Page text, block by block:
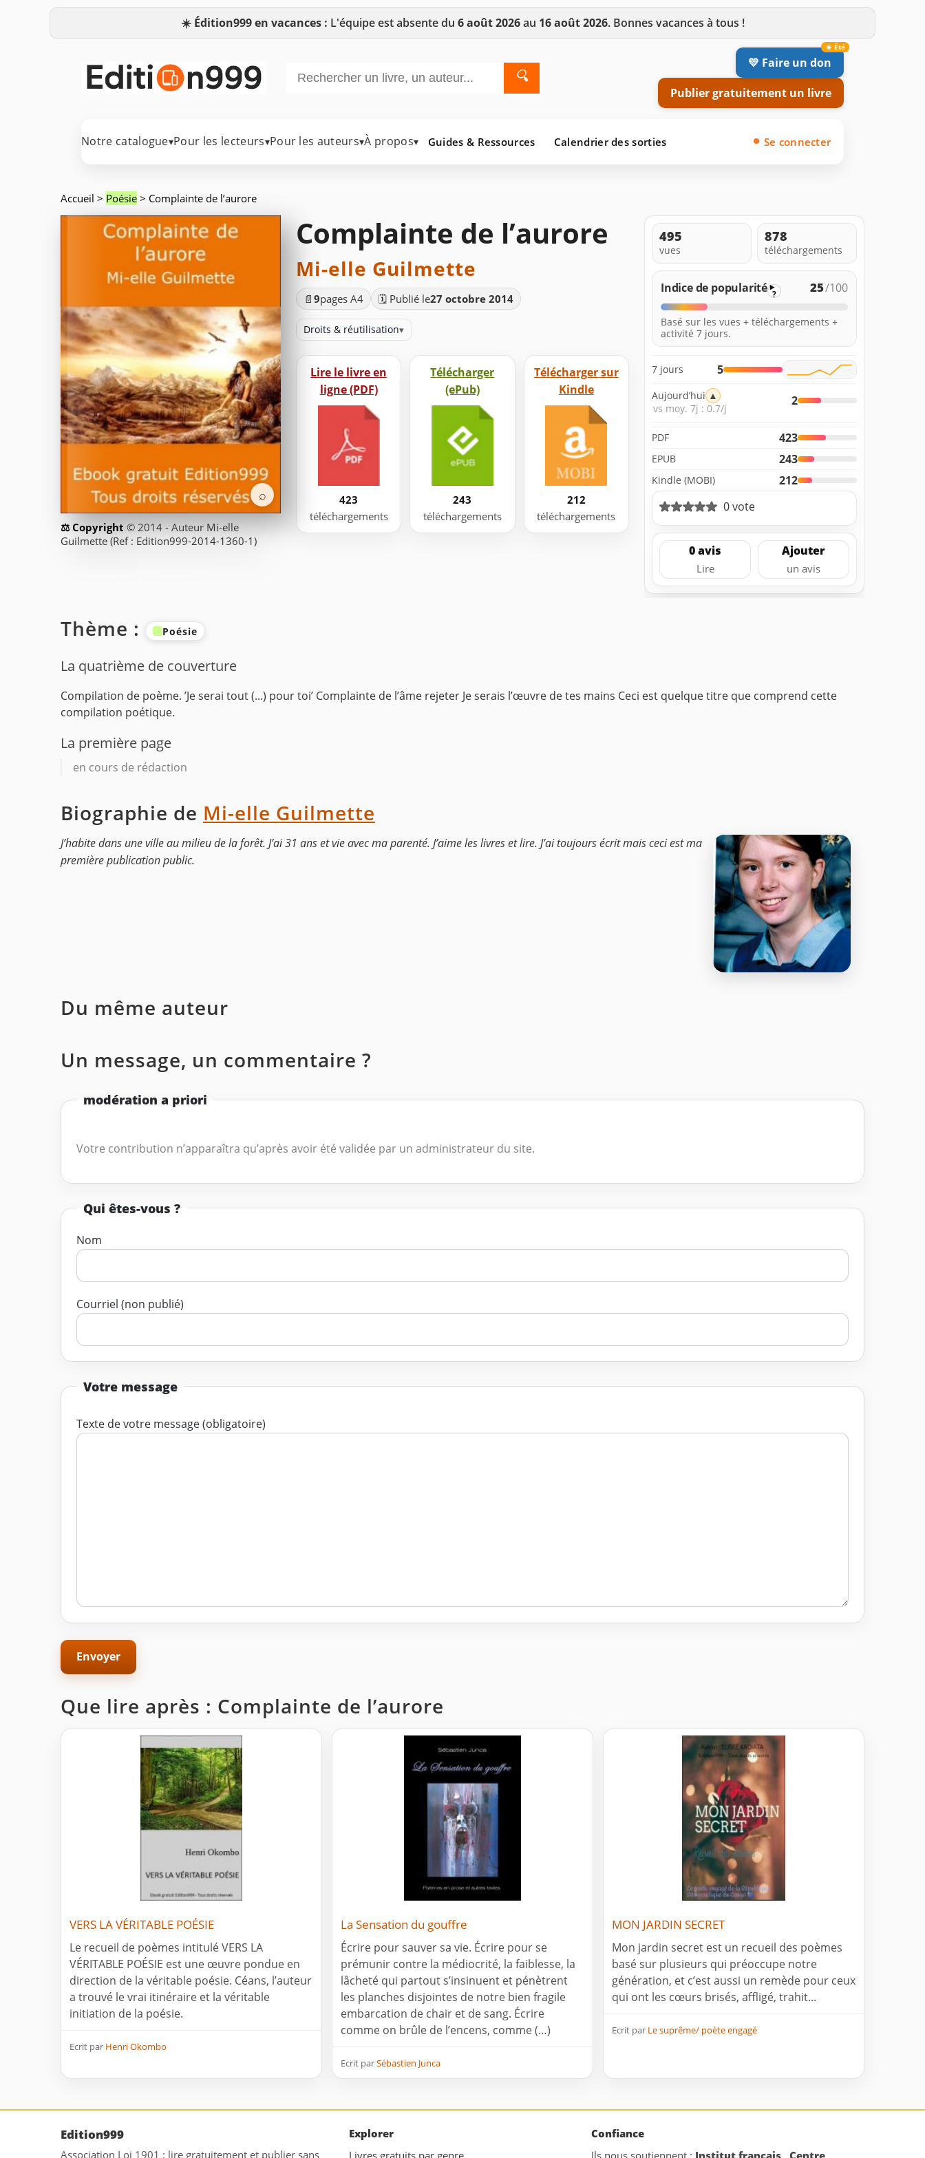
☀️ Édition999 en vacances : L'équipe est absente du 6 août 2026au 16 août 2026. Bonnes vacances à tous !
🔍
💛 Faire un don
Publier gratuitement un livre
Notre catalogue▾Pour les lecteurs▾Pour les auteurs▾À propos▾ Guides & Ressources Calendrier des sorties Se connecter
Accueil > Poésie > Complainte de l’aurore
⌕
© 2014 - Auteur Mi-elle
Guilmette (Ref : Edition999-2014-1360-1)
Complainte de l’aurore
Mi-elle Guilmette
📄 9pages A4 🗓️ Publié le27 octobre 2014
Droits & réutilisation▾
Lire le livre en
ligne (PDF)
423
téléchargements
Télécharger
(ePub)
243
téléchargements
Télécharger sur
Kindle
212
téléchargements
495
vues
878
téléchargements
Indice de popularité ? 25/100
Basé sur les vues + téléchargements +
activité 7 jours.
7 jours 5
Aujourd’hui ▲
vs moy. 7j : 0.7/j
2
PDF 423
EPUB 243
Kindle (MOBI)
212
0 vote
0 avis
Lire
Ajouter
un avis
Thème : Poésie
La quatrième de couverture
Compilation de poème. ’Je serai tout (...) pour toi’ Complainte de l’âme rejeter Je serais l’œuvre de tes mains Ceci est quelque titre que comprend cette
compilation poétique.
La première page
en cours de rédaction
Biographie de Mi-elle Guilmette
J’habite dans une ville au milieu de la forêt. J’ai 31 ans et vie avec ma parenté. J’aime les livres et lire. J’ai toujours écrit mais ceci est ma
première publication public.
Du même auteur
Un message, un commentaire ?
modération a priori
Votre contribution n’apparaîtra qu’après avoir été validée par un administrateur du site.
Qui êtes-vous ?
Nom
Courriel (non publié)
Votre message
Texte de votre message (obligatoire)
Que lire après : Complainte de l’aurore
VERS LA VÉRITABLE POÉSIE
Le recueil de poèmes intitulé VERS LA
VÉRITABLE POÉSIE est une œuvre pondue en
direction de la véritable poésie. Céans, l’auteur
a trouvé le vrai itinéraire et la véritable
initiation de la poésie.
Ecrit par Henri Okombo
La Sensation du gouffre
Écrire pour sauver sa vie. Écrire pour se
prémunir contre la médiocrité, la faiblesse, la
lâcheté qui partout s’insinuent et pénètrent
les planches disjointes de notre bien fragile
embarcation de chair et de sang. Écrire
comme on brûle de l’encens, comme (…)
Ecrit parSébastien Junca
MON JARDIN SECRET
Mon jardin secret est un recueil des poèmes
basé sur plusieurs qui préoccupe notre
génération, et c’est aussi un remède pour ceux
qui ont les cœurs brisés, affligé, trahit...
Ecrit par Le suprême/ poète engagé
Edition999
Association Loi 1901 : lire gratuitement et publier sans
Explorer
Livres gratuits par genre
Confiance
Ils nous soutiennent : Institut français ,Centre